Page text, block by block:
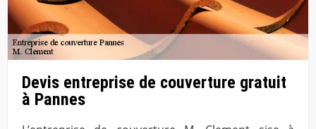
Devis entreprise de couverture gratuit
à Pannes